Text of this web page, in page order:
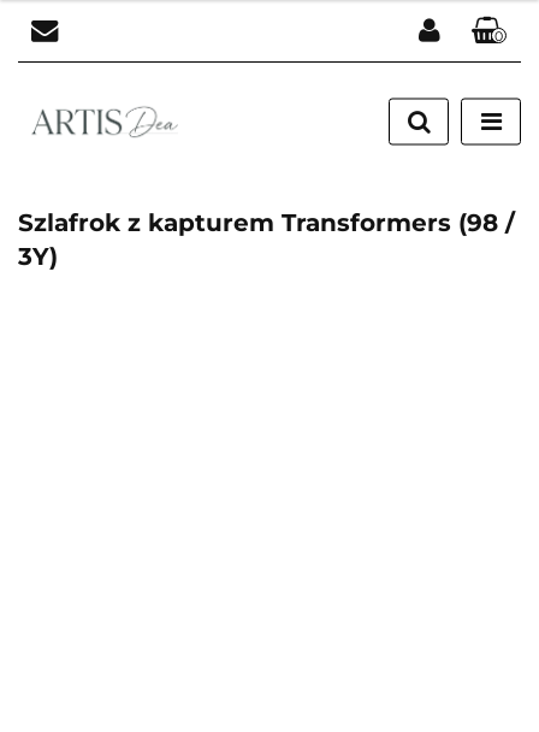
Zaloguj się
Zarejestruj się
0
Szlafrok z kapturem Transformers (98 /
3Y)